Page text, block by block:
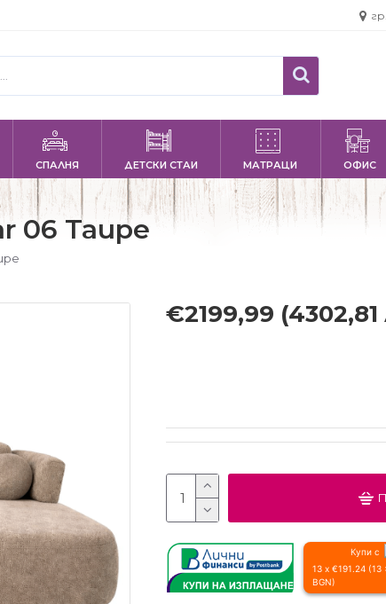
СПАЛНЯ ДЕТСКИ СТАИ МАТРАЦИ ОФИС
06 Taupe
€2199,99 (4302,81
Купи с
13 x €191.24 (13
BGN)